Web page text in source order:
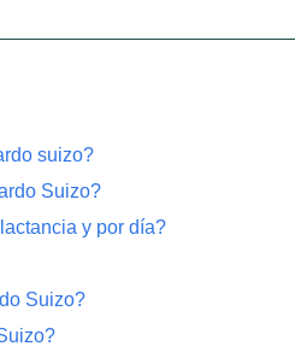
suizo?
Suizo?
y por día?
Suizo?